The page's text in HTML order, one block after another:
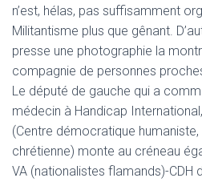
n’est, hélas, pas suffisamment
Militantisme plus que gênant.
presse une photographie la
compagnie de personnes
Le député de gauche qui a
médecin à Handicap
(Centre démocratique
chrétienne) monte au créneau
VA (nationalistes flamands)-CDH